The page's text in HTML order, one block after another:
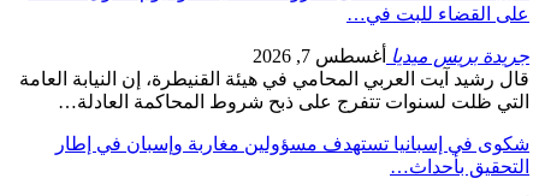
على القضاء للبت في…
جريدة بريس ميديا أغسطس 7, 2026
قال رشيد آيت العربي المحامي في هيئة القنيطرة، إن النيابة العامة
التي ظلت لسنوات تتفرج على ذبح شروط المحاكمة العادلة…
شكوى في إسبانيا تستهدف مسؤولين مغاربة وإسبان في إطار
التحقيق بأحداث…